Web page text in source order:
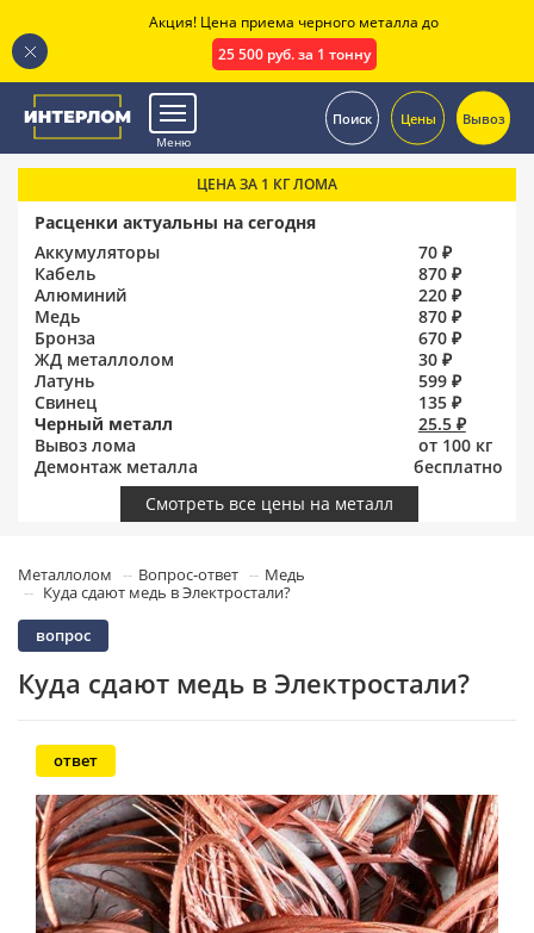
Меню
Поиск Цены Вывоз
ЦЕНА ЗА 1 КГ ЛОМА
Расценки актуальны на сегодня
Аккумуляторы
70 ₽
Кабель
870 ₽
Алюминий
220 ₽
Медь
870 ₽
Бронза
670 ₽
ЖД металлолом
30 ₽
Латунь
599 ₽
Свинец
135 ₽
Черный металл
25.5 ₽
Вывоз лома
от 100 кг
Демонтаж металла
бесплатно
Смотреть все цены на металл
Металлолом Вопрос-ответ
Медь
Куда сдают медь в Электростали?
вопрос
Куда сдают медь в Электростали?
ответ
Акция! Цена приема черного металла до
25 500 руб. за 1 тонну
.